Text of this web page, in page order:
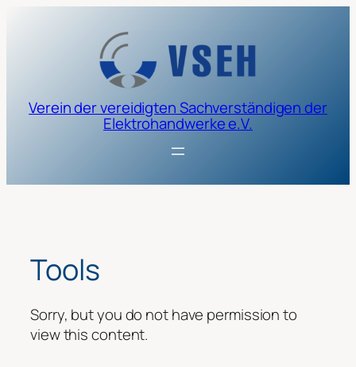
Verein der vereidigten Sachverständigen der
Elektrohandwerke e.V.
Tools
Sorry, but you do not have permission to
view this content.